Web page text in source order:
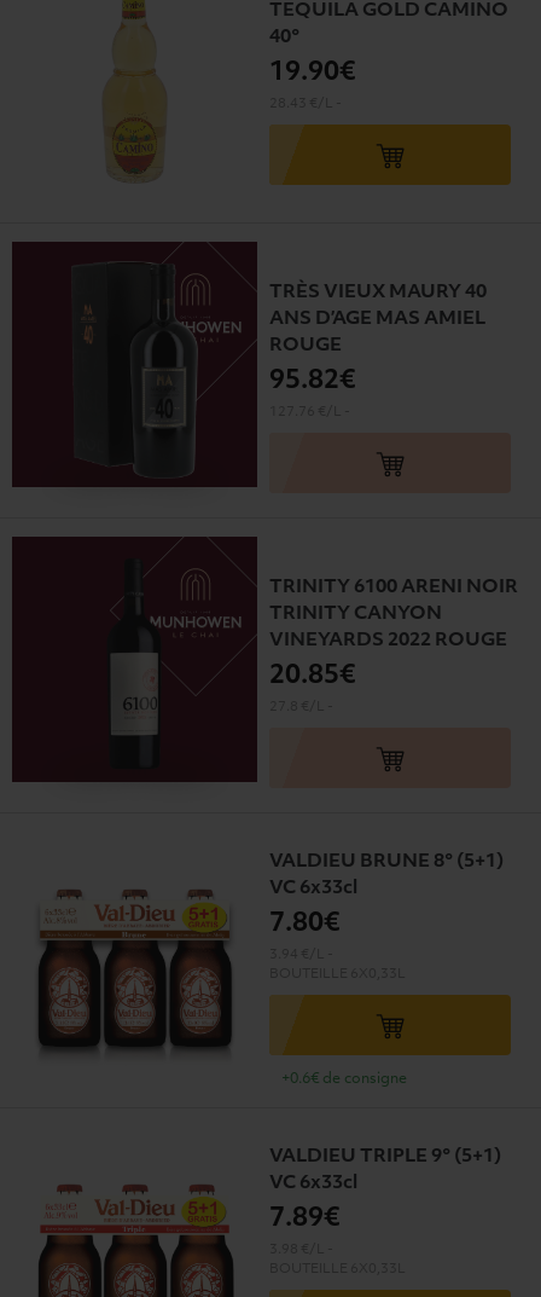
TEQUILA GOLD CAMINO
40°
19.90€
TRÈS VIEUX MAURY 40
ANS D’AGE MAS AMIEL
ROUGE
95.82€
TRINITY 6100 ARENI NOIR
TRINITY CANYON
VINEYARDS 2022 ROUGE
20.85€
VALDIEU BRUNE 8° (5+1)
VC 6x33cl
7.80€
+0.6€ de consigne
VALDIEU TRIPLE 9° (5+1)
VC 6x33cl
7.89€